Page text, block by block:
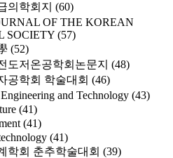
의학회지 (60)
OF THE KOREAN
SOCIETY (57)
(52)
도저온공학회논문지 (48)
공학회 학술대회 (46)
and Technology (43)
(41)
(41)
(41)
학회 춘추학술대회 (39)